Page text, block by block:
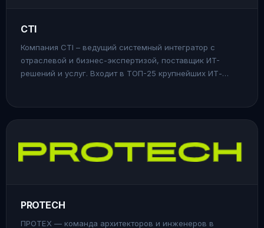
CTI
Компания CTI – ведущий системный интегратор с
отраслевой и бизнес-экспертизой, поставщик ИT-
решений и услуг. Входит в ТОП-25 крупнейших ИТ-
PROTECH
ПРОТЕХ — команда архитекторов и инженеров в